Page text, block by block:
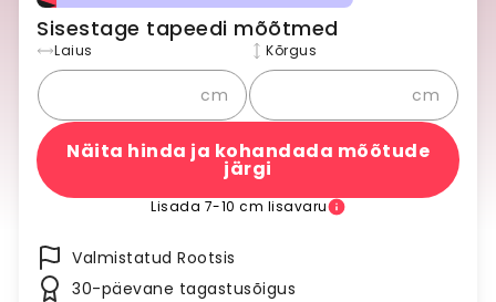
Sisestage tapeedi mõõtmed
Laius
cm
Kõrgus
cm
Näita hinda ja kohandada mõõtude
järgi
Lisada 7-10 cm lisavaru
Valmistatud Rootsis
30-päevane tagastusõigus